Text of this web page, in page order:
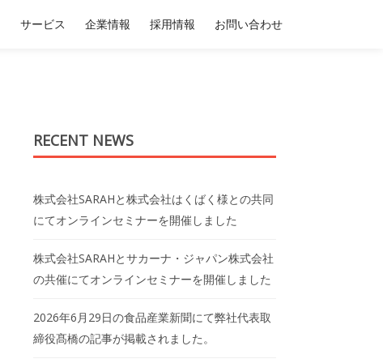
サービス 企業情報 採用情報 お問い合わせ
RECENT NEWS
株式会社SARAHと株式会社はくばく様との共同
にてオンラインセミナーを開催しました
株式会社SARAHとサカーナ・ジャパン株式会社
の共催にてオンラインセミナーを開催しました
2026年6月29日の食品産業新聞にて弊社代表取
締役髙橋の記事が掲載されました。